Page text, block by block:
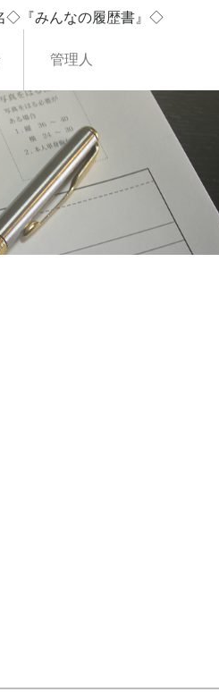
◇『みんなの履歴書』◇
管理人